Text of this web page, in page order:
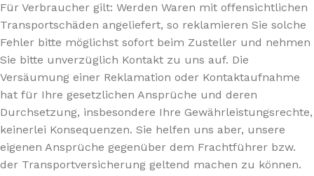
Für Verbraucher gilt: Werden Waren mit offensichtlichen
Transportschäden angeliefert, so reklamieren Sie solche
Fehler bitte möglichst sofort beim Zusteller und nehmen
Sie bitte unverzüglich Kontakt zu uns auf. Die
Versäumung einer Reklamation oder Kontaktaufnahme
hat für Ihre gesetzlichen Ansprüche und deren
Durchsetzung, insbesondere Ihre Gewährleistungsrechte,
keinerlei Konsequenzen. Sie helfen uns aber, unsere
eigenen Ansprüche gegenüber dem Frachtführer bzw.
der Transportversicherung geltend machen zu können.